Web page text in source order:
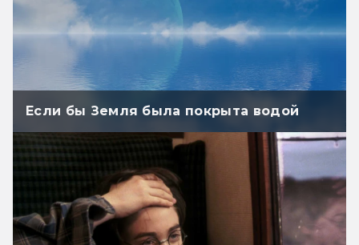
Если бы Земля была покрыта водой